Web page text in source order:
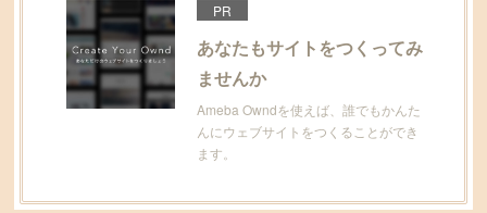
PR
あなたもサイトをつくってみ
ませんか
Ameba Owndを使えば、誰でもかんた
んにウェブサイトをつくることができ
ます。